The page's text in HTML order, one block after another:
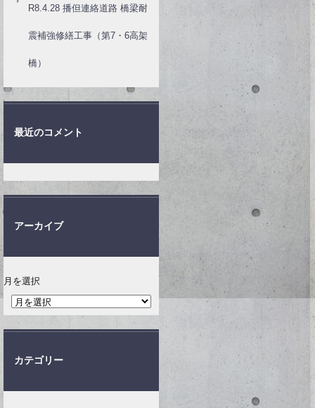
R8.4.28 播但連絡道路 橋梁耐
震補強修繕工事（第7・6高架
橋）
最近のコメント
アーカイブ
月を選択
カテゴリー